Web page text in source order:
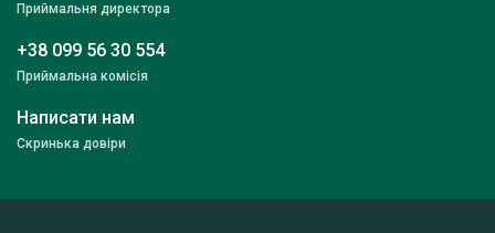
Приймальня директора
+38 099 56 30 554
Приймальна комісія
Написати нам
Скринька довіри